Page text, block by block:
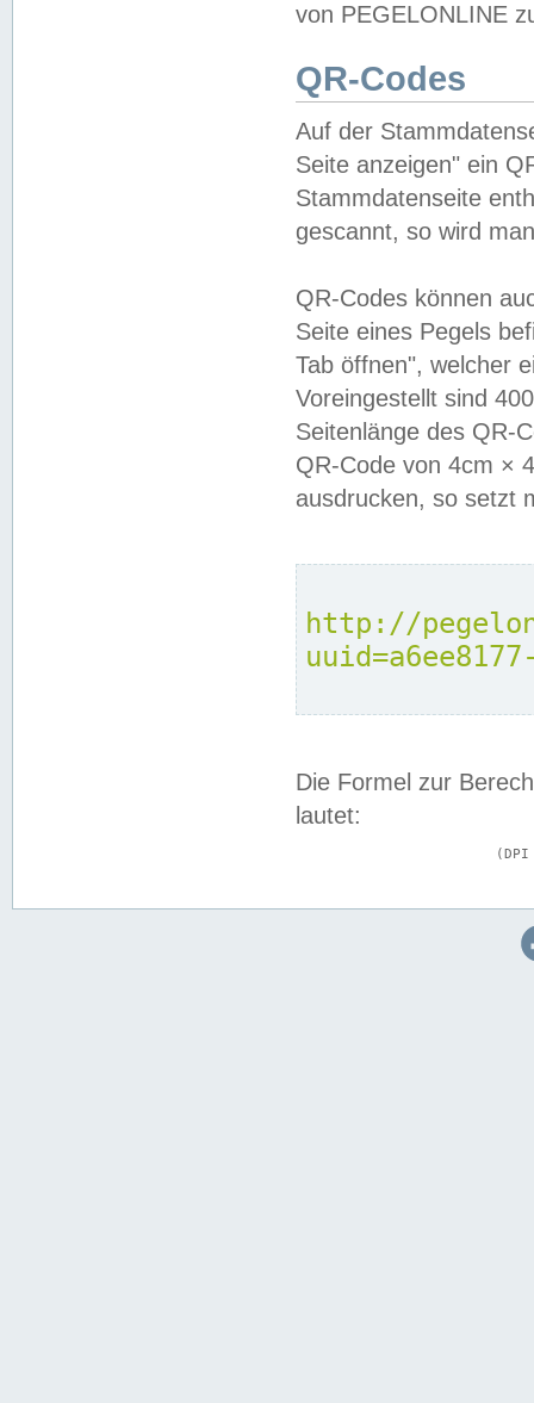
von PEGELONLINE
QR-Codes
Auf der
Seite anzeigen" ein
Stammdatenseite
gescannt, so wird
QR-Codes können
Seite eines Pegels
Tab öffnen", welcher
Voreingestellt sind
Seitenlänge des QR-
QR-Code von 4cm ×
ausdrucken, so setzt
http://
Die Formel zur
lautet: